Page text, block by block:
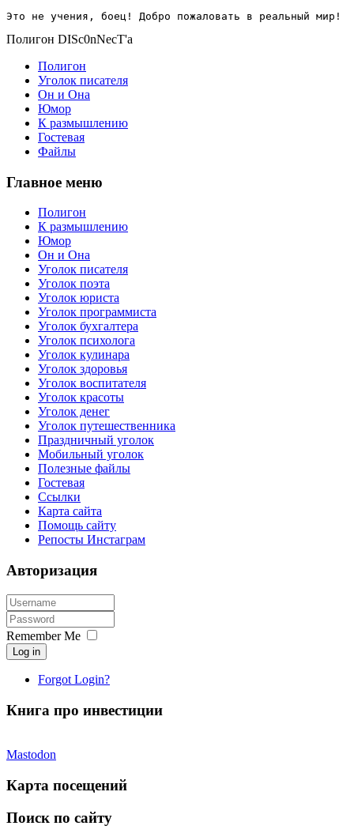
Это не учения, боец! Добро пожаловать в реальный мир!
Полигон DISc0nNecT'a
Полигон
Уголок писателя
Он и Она
Юмор
К размышлению
Гостевая
Файлы
Главное меню
Полигон
К размышлению
Юмор
Он и Она
Уголок писателя
Уголок поэта
Уголок юриста
Уголок программиста
Уголок бухгалтера
Уголок психолога
Уголок кулинара
Уголок здоровья
Уголок воспитателя
Уголок красоты
Уголок денег
Уголок путешественника
Праздничный уголок
Мобильный уголок
Полезные файлы
Гостевая
Ссылки
Карта сайта
Помощь сайту
Репосты Инстаграм
Авторизация
Remember Me
Log in
Forgot Login?
Книга про инвестиции
Mastodon
Карта посещений
Поиск по сайту